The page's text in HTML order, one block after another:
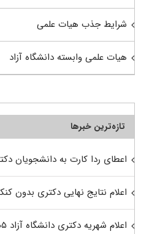
شرایط جذب هیات علمی
هیات علمی وابسته دانشگاه آزاد
تازه‌ترین خبرها
اعطای ردا کارت به دانشجویان دکتری
اعلام نتایج نهایی دکتری بدون کنکور
اعلام شهریه دکتری دانشگاه آزاد ۱۴۰۵